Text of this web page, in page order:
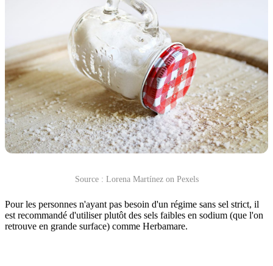
Source : Lorena Martínez on Pexels
Pour les personnes n'ayant pas besoin d'un régime sans sel strict, il
est recommandé d'utiliser plutôt des sels faibles en sodium (que l'on
retrouve en grande surface) comme Herbamare.